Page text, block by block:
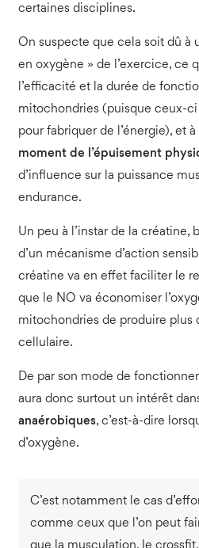
certaines disciplines.
On suspecte que cela soit dû à
en oxygène » de l’exercice, ce
l’efficacité et la durée de
mitochondries (puisque ceux-ci
pour fabriquer de l’énergie), et
moment de l’épuisement
d’influence sur la puissance
endurance.
Un peu à l’instar de la créatine,
d’un mécanisme d’action
créatine va en effet faciliter le
que le NO va économiser
mitochondries de produire plus
cellulaire.
De par son mode de
aura donc surtout un intérêt
anaérobiques, c’est-à-dire
d’oxygène.
C’est notamment le cas
comme ceux que l’on peut